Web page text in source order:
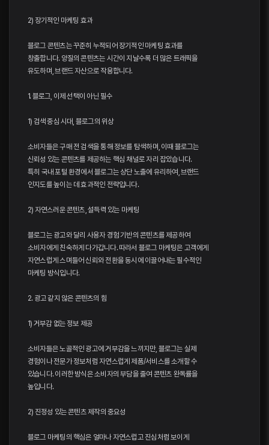
2) 장기적인 마케팅 효과
블로그 콘텐츠는 꾸준히 누적되어 장기적인 마케팅 효과를
창출합니다. 양질의 콘텐츠는 시간이 지날수록 더 많은 트래픽을
유도하며, 브랜드 자산으로 작용합니다.
1. 블로그, 이제 선택이 아닌 필수
1) 검색 중심 시대, 블로그의 위상
소비자들은 구매 전 검색을 통해 정보를 탐색하며, 이때 블로그는
신뢰성 있는 콘텐츠를 제공하는 핵심 채널로 자리 잡았습니다.
특히 국내 포털 환경에서 블로그는 상단 노출에 유리하여, 브랜드
인지도를 높이는 데 효과적인 전략입니다.
2) 자연스러운 콘텐츠, 설득력 있는 마케팅
블로그는 광고와 달리 사용자 경험 기반의 콘텐츠를 제공하여
소비자에게 친숙하게 다가갑니다. 따라서 블로그 마케팅은 고객에게
자연스럽게 스며들어 신뢰와 전환을 동시에 이끌어내는 필수적인
마케팅 방식입니다.
2. 광고 같지 않은 콘텐츠의 힘
1) 거부감 없는 정보 제공
소비자들은 노골적인 광고에 거부감을 느끼지만, 블로그는 실제
경험이나 전문가 정보처럼 자연스럽게 제품/서비스를 소개할 수
있습니다. 이러한 방식은 소비자의 부담을 줄여 콘텐츠 완독률을
높입니다.
2) 진정성 있는 콘텐츠 제작의 중요성
블로그 마케팅의 핵심은 얼마나 자연스럽고 진심처럼 보이게